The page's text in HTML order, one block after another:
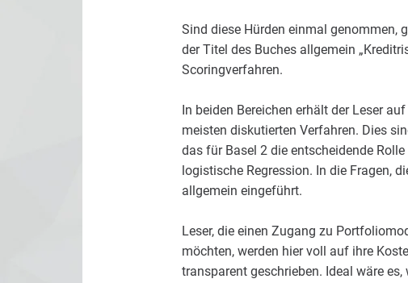
Sind diese Hürden einmal genommen,
der Titel des Buches allgemein
Scoringverfahren.
In beiden Bereichen erhält der Leser
meisten diskutierten Verfahren. Dies
das für Basel 2 die entscheidende
logistische Regression. In die Fragen,
allgemein eingeführt.
Leser, die einen Zugang zu
möchten, werden hier voll auf ihre
transparent geschrieben. Ideal wäre